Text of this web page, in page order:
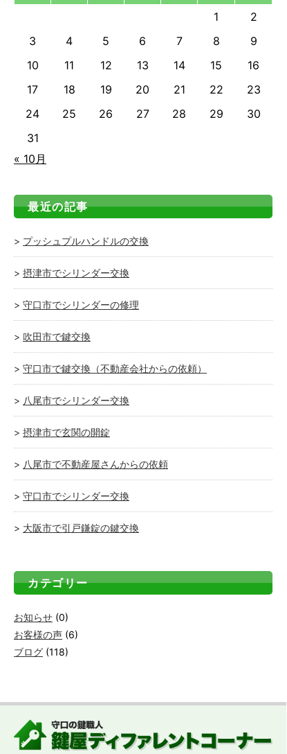
1
2
3
4 5 6 7 8
9
10
11 12 13 14 15
16
17
18 19 20 21 22
23
24
25 26 27 28 29
30
31
« 10月
最近の記事
プッシュプルハンドルの交換
摂津市でシリンダー交換
守口市でシリンダーの修理
吹田市で鍵交換
守口市で鍵交換（不動産会社からの依頼）
八尾市でシリンダー交換
摂津市で玄関の開錠
八尾市で不動産屋さんからの依頼
守口市でシリンダー交換
大阪市で引戸鎌錠の鍵交換
カテゴリー
お知らせ (0)
お客様の声 (6)
ブログ (118)